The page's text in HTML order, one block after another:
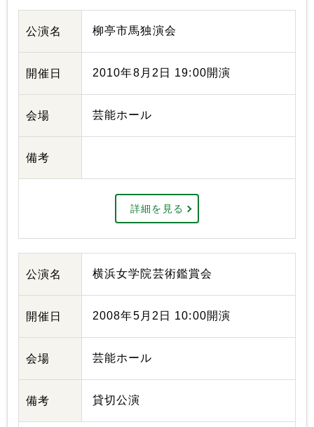
公演名 柳亭市馬独演会
開催日 2010年8月2日 19:00開演
会場 芸能ホール
備考
詳細を見る
公演名 横浜女学院芸術鑑賞会
開催日 2008年5月2日 10:00開演
会場 芸能ホール
備考 貸切公演